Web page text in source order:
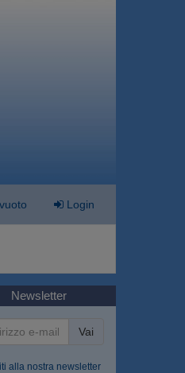
Login
Newsletter
Vai
alla nostra newsletter